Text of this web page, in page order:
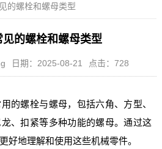
的螺栓和螺母类型
见的螺栓和螺母类型
日期：2025-08-21 点击：728
的螺栓与螺母，包括六角、方型、
、扣紧等多种功能的螺母。通过这
好地理解和使用这些机械零件。